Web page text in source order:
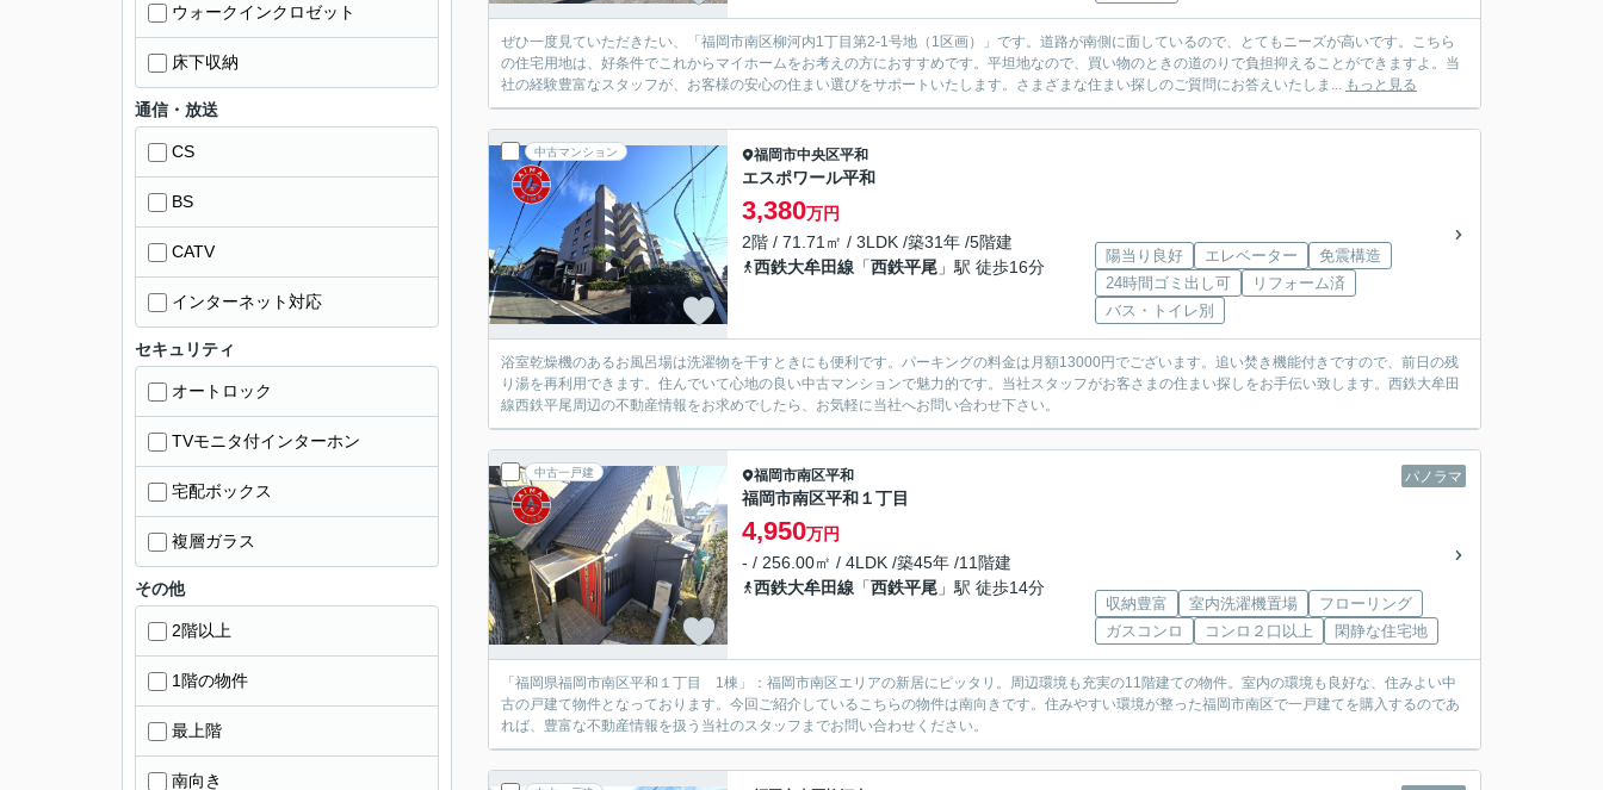
ぜひ一度見ていただきたい、「福岡市南区柳河内1丁目第2-1号地（1区画）」です。道路が南側に面しているので、とてもニーズが高いです。こちら
の住宅用地は、好条件でこれからマイホームをお考えの方におすすめです。平坦地なので、買い物のときの道のりで負担抑えることができますよ。当
社の経験豊富なスタッフが、お客様の安心の住まい選びをサポートいたします。さまざまな住まい探しのご質問にお答えいたしま... もっと見る
中古マンション 福岡市中央区平和
エスポワール平和
3,380万円
2階 / 71.71㎡ / 3LDK /築31年 /5階建
西鉄大牟田線 「西鉄平尾 」駅 徒歩16分
陽当り良好 エレベーター
免震構造
24時間ゴミ出し可
リフォーム済
バス・トイレ別
浴室乾燥機のあるお風呂場は洗濯物を干すときにも便利です。パーキングの料金は月額13000円でございます。追い焚き機能付きですので、前日の残
り湯を再利用できます。住んでいて心地の良い中古マンションで魅力的です。当社スタッフがお客さまの住まい探しをお手伝い致します。西鉄大牟田
線西鉄平尾周辺の不動産情報をお求めでしたら、お気軽に当社へお問い合わせ下さい。
中古一戸建 パノラマ
福岡市南区平和
福岡市南区平和１丁目
4,950万円
- / 256.00㎡ / 4LDK /築45年 /11階建
西鉄大牟田線 「西鉄平尾 」駅 徒歩14分
収納豊富 室内洗濯機置場
フローリング
ガスコンロ
コンロ２口以上 閑静な住宅地
「福岡県福岡市南区平和１丁目 1棟」：福岡市南区エリアの新居にピッタリ。周辺環境も充実の11階建ての物件。室内の環境も良好な、住みよい中
古の戸建て物件となっております。今回ご紹介しているこちらの物件は南向きです。住みやすい環境が整った福岡市南区で一戸建てを購入するのであ
れば、豊富な不動産情報を扱う当社のスタッフまでお問い合わせください。
ウォークインクロゼット
床下収納
通信・放送
CS
BS
CATV
インターネット対応
セキュリティ
オートロック
TVモニタ付インターホン
宅配ボックス
複層ガラス
その他
2階以上
1階の物件
最上階
南向き